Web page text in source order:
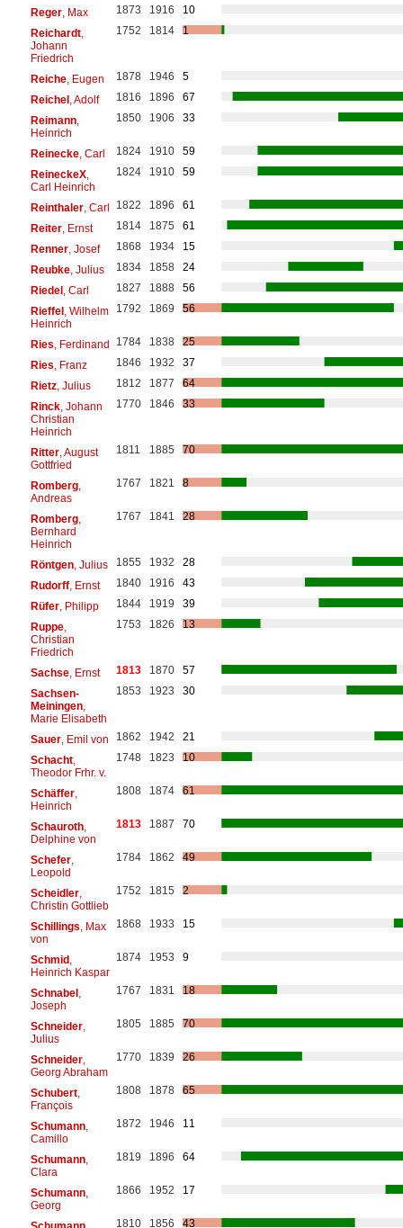
Reger, Max 1873 1916
10
Reichardt,
Johann
Friedrich
1752 1814 1
Reiche, Eugen 1878 1946
5
Reichel, Adolf 1816 1896
67
Reimann,
Heinrich
1850 1906 33
Reinecke, Carl 1824 1910
59
ReineckeX,
Carl Heinrich
1824 1910 59
Reinthaler, Carl 1822 1896
61
Reiter, Ernst 1814 1875
61
Renner, Josef 1868 1934
15
Reubke, Julius 1834 1858
24
Riedel, Carl 1827 1888
56
Rieffel, Wilhelm
Heinrich
1792 1869 56
Ries , Ferdinand 1784 1838
25
Ries , Franz 1846 1932
37
Rietz, Julius 1812 1877
64
Rinck, Johann
Christian
Heinrich
1770 1846 33
Ritter, August
Gottfried
1811 1885 70
Romberg,
Andreas
1767 1821 8
Romberg,
Bernhard
Heinrich
1767 1841 28
Röntgen, Julius 1855 1932
28
Rudorff, Ernst 1840 1916
43
Rüfer, Philipp 1844 1919
39
Ruppe,
Christian
Friedrich
1753 1826 13
Sachse, Ernst 1813 1870
57
Sachsen-
Meiningen,
Marie Elisabeth
1853 1923 30
Sauer, Emil von 1862 1942
21
Schacht,
Theodor Frhr. v.
1748 1823 10
Schäffer,
Heinrich
1808 1874 61
Schauroth,
Delphine von
1813 1887 70
Schefer,
Leopold
1784 1862 49
Scheidler,
Christin Gottlieb
1752 1815 2
Schillings , Max
von
1868 1933 15
Schmid,
Heinrich Kaspar
1874 1953 9
Schnabel,
Joseph
1767 1831 18
Schneider,
Julius
1805 1885 70
Schneider,
Georg Abraham
1770 1839 26
Schubert,
François
1808 1878 65
Schumann,
Camillo
1872 1946 11
Schumann,
Clara
1819 1896 64
Schumann,
Georg
1866 1952 17
1810 1856 43